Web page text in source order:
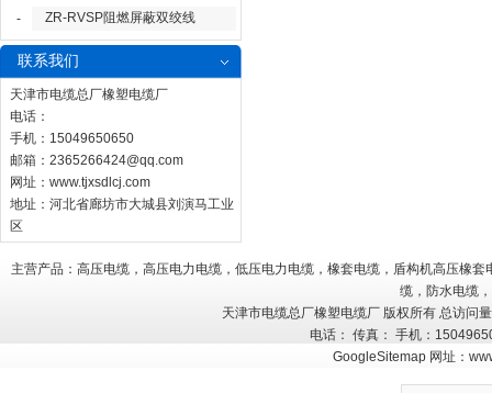
- ZR-RVSP阻燃屏蔽双绞线
联系我们
天津市电缆总厂橡塑电缆厂
电话：
手机：15049650650
邮箱： 2365266424@qq.com
网址： www.tjxsdlcj.com
地址：河北省廊坊市大城县刘演马工业
区
主营产品：高压电缆，高压电力电缆，低压电力电缆，橡套电缆，盾构机高压橡
缆，防水电缆
天津市电缆总厂橡塑电缆厂 版权所有 总访问
电话： 传真： 手机：
GoogleSitemap 网址：